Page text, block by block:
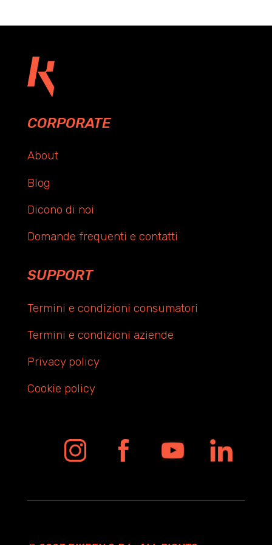
CORPORATE
About
Blog
Dicono di noi
Domande frequenti e contatti
SUPPORT
Termini e condizioni consumatori
Termini e condizioni aziende
Privacy policy
Cookie policy